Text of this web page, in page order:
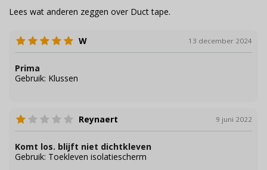
Lees wat anderen zeggen over Duct tape.
W 13 december 2024
Prima
Gebruik: Klussen
Reynaert 9 juni 2022
Komt los. blijft niet dichtkleven
Gebruik: Toekleven isolatiescherm